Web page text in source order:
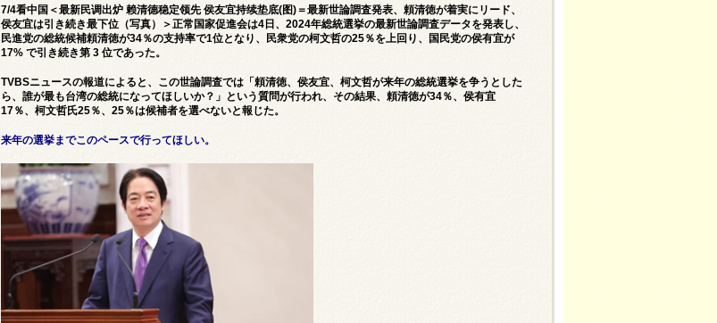
7/4看中国＜最新民调出炉 赖清德稳定领先 侯友宜持续垫底(图)＝最新世論調査発表、頼清徳が着実にリード、
侯友宜は引き続き最下位（写真）＞正常国家促進会は4日、2024年総統選挙の最新世論調査データを発表し、
民進党の総統候補頼清徳が34％の支持率で1位となり、民衆党の柯文哲の25％を上回り、国民党の侯有宜が
17% で引き続き第 3 位であった。
TVBSニュースの報道によると、この世論調査では「頼清徳、侯友宜、柯文哲が来年の総統選挙を争うとした
ら、誰が最も台湾の総統になってほしいか？」という質問が行われ、その結果、頼清徳が34％、侯有宜
17％、柯文哲氏25％、25％は候補者を選べないと報じた。
来年の選挙までこのペースで行ってほしい。